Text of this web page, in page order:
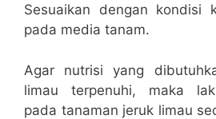
Sesuaikan dengan kondisi
pada media tanam.
Agar nutrisi yang
limau terpenuhi, maka
pada tanaman jeruk limau